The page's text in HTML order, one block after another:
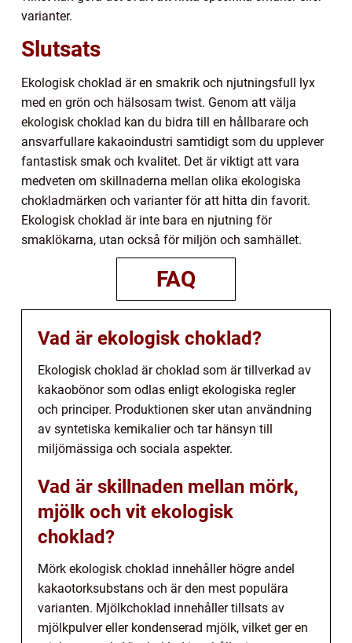
varianter.
Slutsats
Ekologisk choklad är en smakrik och njutningsfull lyx
med en grön och hälsosam twist. Genom att välja
ekologisk choklad kan du bidra till en hållbarare och
ansvarfullare kakaoindustri samtidigt som du upplever
fantastisk smak och kvalitet. Det är viktigt att vara
medveten om skillnaderna mellan olika ekologiska
chokladmärken och varianter för att hitta din favorit.
Ekologisk choklad är inte bara en njutning för
smaklökarna, utan också för miljön och samhället.
FAQ
Vad är ekologisk choklad?
Ekologisk choklad är choklad som är tillverkad av
kakaobönor som odlas enligt ekologiska regler
och principer. Produktionen sker utan användning
av syntetiska kemikalier och tar hänsyn till
miljömässiga och sociala aspekter.
Vad är skillnaden mellan mörk,
mjölk och vit ekologisk
choklad?
Mörk ekologisk choklad innehåller högre andel
kakaotorksubstans och är den mest populära
varianten. Mjölkchoklad innehåller tillsats av
mjölkpulver eller kondenserad mjölk, vilket ger en